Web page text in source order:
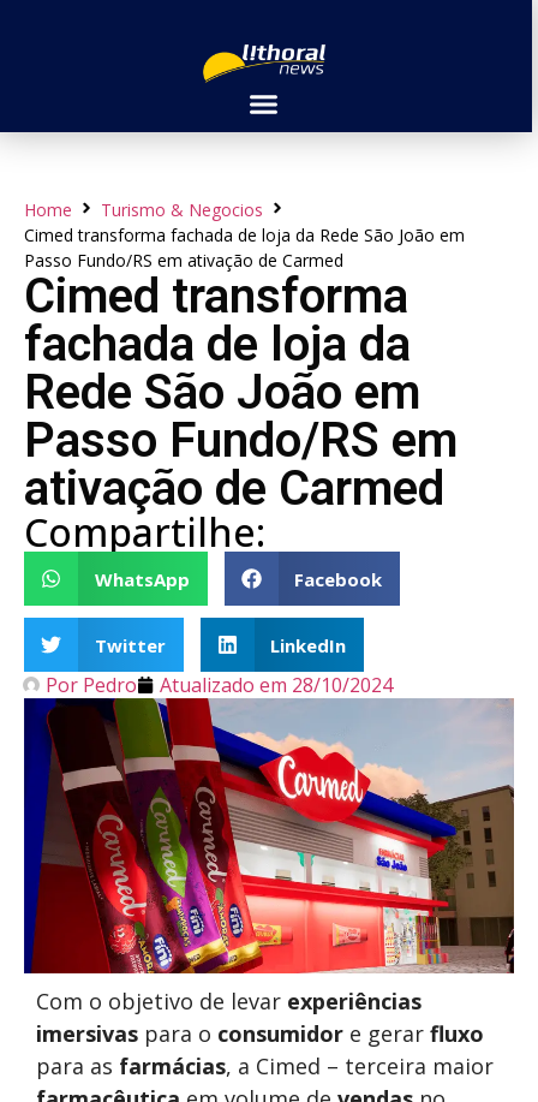
Home
Turismo & Negocios
Cimed transforma fachada de loja da Rede São João em
Passo Fundo/RS em ativação de Carmed
Cimed transforma
fachada de loja da
Rede São João em
Passo Fundo/RS em
ativação de Carmed
Compartilhe:
WhatsApp Facebook
Twitter LinkedIn
Por Pedro Atualizado em 28/10/2024
Com o objetivo de levar experiências
imersivas para o consumidor e gerar fluxo
para as farmácias, a Cimed – terceira maior